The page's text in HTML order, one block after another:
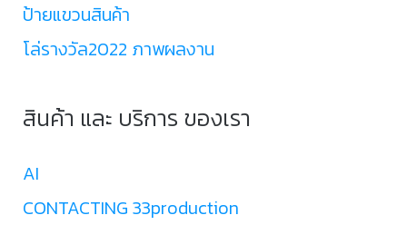
ป้ายแขวนสินค้า
โล่รางวัล2022 ภาพผลงาน
สินค้า และ บริการ ของเรา
AI
CONTACTING 33production